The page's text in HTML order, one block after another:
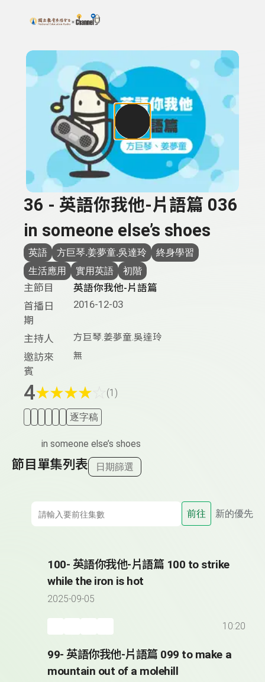
上方功能區塊
搜尋關鍵字：可輸入節目名稱、主持人或關鍵字
36 - 英語你我他-片語篇 036
in someone else’s shoes
英語 方巨琴.姜夢童.吳達玲
終身學習
生活應用
實用英語 初階
主節目
英語你我他-片語篇
首播日
期
2016-12-03
主持人 方巨琴.姜夢童.吳達玲
邀訪來
賓
無
4★★★★ (1)
逐字稿
in someone else’s shoes
節目單集列表 日期篩選
前往 新的優先
100- 英語你我他-片語篇 100 to strike
while the iron is hot
2025-09-05
10:20
99- 英語你我他-片語篇 099 to make a
mountain out of a molehill